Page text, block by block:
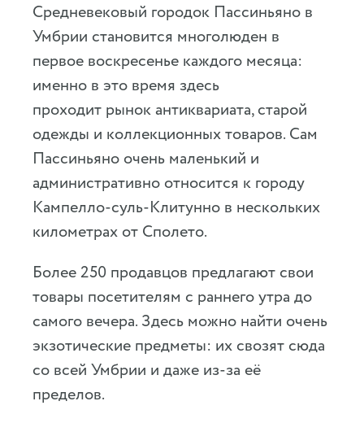
Средневековый городок Пассиньяно в
Умбрии становится многолюден в
первое воскресенье каждого месяца:
именно в это время здесь
проходит рынок антиквариата, старой
одежды и коллекционных товаров. Сам
Пассиньяно очень маленький и
административно относится к городу
Кампелло-суль-Клитунно в нескольких
километрах от Сполето.
Более 250 продавцов предлагают свои
товары посетителям с раннего утра до
самого вечера. Здесь можно найти очень
экзотические предметы: их свозят сюда
со всей Умбрии и даже из-за её
пределов.